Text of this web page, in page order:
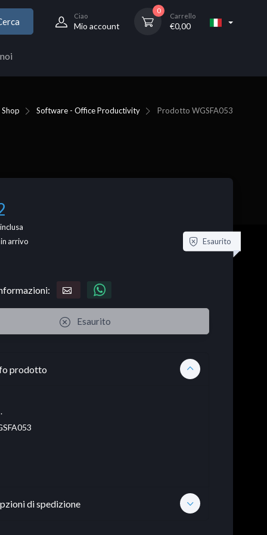
Ciao
Mio account
0
Carrello
€0,00
Shop Software - Office Productivity Prodotto WGSFA053
arrivo
Esaurito
Esaurito
prodotto
di spedizione